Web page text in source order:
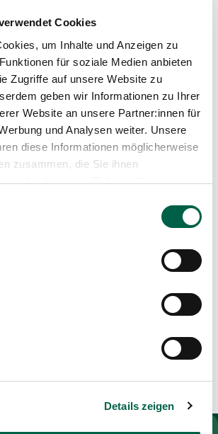
Cookies
um Inhalte und Anzeigen zu
für soziale Medien anbieten
Zugriffe auf unsere Website zu
geben wir Informationen zu Ihrer
Website an unsere Partner:innen für
und Analysen weiter. Unsere
diese Informationen möglicherweise
zusammen, die Sie ihnen
oder die sie im Rahmen Ihrer
Details zeigen
Beitrag teilen